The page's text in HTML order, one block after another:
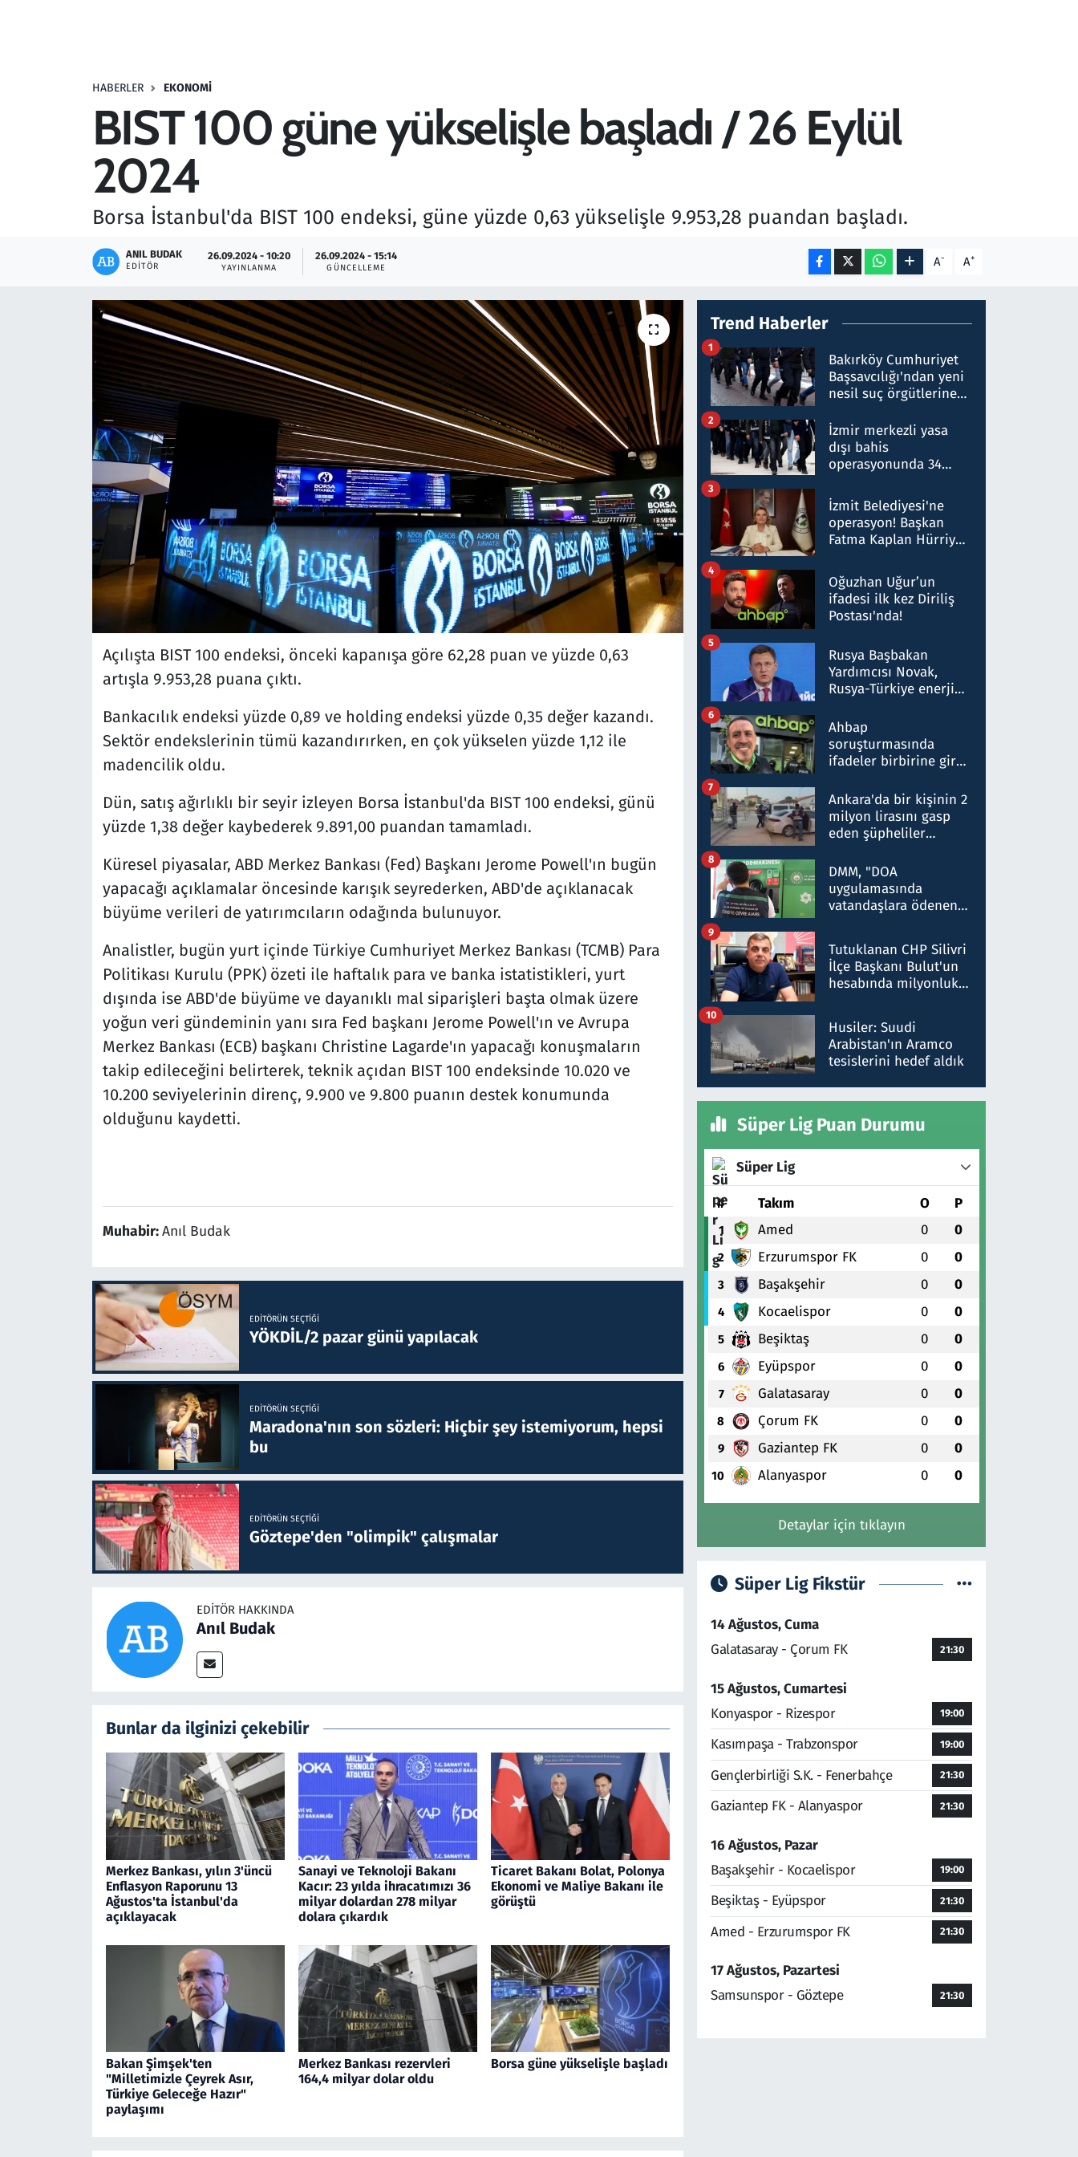
HABERLER EKONOMI
BIST 100 güne yükselişle başladı / 26 Eylül
2024
Borsa İstanbul'da BIST 100 endeksi, güne yüzde 0,63 yükselişle 9.953,28 puandan başladı.
ANIL BUDAK
EDITÖR
26.09.2024 - 10:20
YAYINLANMA
26.09.2024 - 15:14
GÜNCELLEME A- A+
Açılışta BIST 100 endeksi, önceki kapanışa göre 62,28 puan ve yüzde 0,63
artışla 9.953,28 puana çıktı.
Bankacılık endeksi yüzde 0,89 ve holding endeksi yüzde 0,35 değer kazandı.
Sektör endekslerinin tümü kazandırırken, en çok yükselen yüzde 1,12 ile
madencilik oldu.
Dün, satış ağırlıklı bir seyir izleyen Borsa İstanbul'da BIST 100 endeksi, günü
yüzde 1,38 değer kaybederek 9.891,00 puandan tamamladı.
Küresel piyasalar, ABD Merkez Bankası (Fed) Başkanı Jerome Powell'ın bugün
yapacağı açıklamalar öncesinde karışık seyrederken, ABD'de açıklanacak
büyüme verileri de yatırımcıların odağında bulunuyor.
Analistler, bugün yurt içinde Türkiye Cumhuriyet Merkez Bankası (TCMB) Para
Politikası Kurulu (PPK) özeti ile haftalık para ve banka istatistikleri, yurt
dışında ise ABD'de büyüme ve dayanıklı mal siparişleri başta olmak üzere
yoğun veri gündeminin yanı sıra Fed başkanı Jerome Powell'ın ve Avrupa
Merkez Bankası (ECB) başkanı Christine Lagarde'ın yapacağı konuşmaların
takip edileceğini belirterek, teknik açıdan BIST 100 endeksinde 10.020 ve
10.200 seviyelerinin direnç, 9.900 ve 9.800 puanın destek konumunda
olduğunu kaydetti.
Muhabir:Anıl Budak
EDITÖRÜN SEÇTIĞI
YÖKDİL/2 pazar günü yapılacak
EDITÖRÜN SEÇTIĞI
Maradona'nın son sözleri: Hiçbir şey istemiyorum, hepsi
bu
EDITÖRÜN SEÇTIĞI
Göztepe'den "olimpik" çalışmalar
EDITÖR HAKKINDA
Anıl Budak
Bunlar da ilginizi çekebilir
Merkez Bankası, yılın 3'üncü
Enflasyon Raporunu 13
Ağustos'ta İstanbul'da
açıklayacak
Sanayi ve Teknoloji Bakanı
Kacır: 23 yılda ihracatımızı 36
milyar dolardan 278 milyar
dolara çıkardık
Ticaret Bakanı Bolat, Polonya
Ekonomi ve Maliye Bakanı ile
görüştü
Bakan Şimşek'ten
"Milletimizle Çeyrek Asır,
Türkiye Geleceğe Hazır"
paylaşımı
Merkez Bankası rezervleri
164,4 milyar dolar oldu
Borsa güne yükselişle başladı
Trend Haberler
Bakırköy Cumhuriyet
Başsavcılığı'ndan yeni
nesil suç örgütlerine
hakkında gözaltı kararı
1
İzmir merkezli yasa
dışı bahis
operasyonunda 34
Milyar liralık para
trafiği tespit edildi
2
İzmit Belediyesi'ne
operasyon! Başkan
Fatma Kaplan Hürriyet
3
Oğuzhan Uğur’un
ifadesi ilk kez Diriliş
Postası'nda!
4
Rusya Başbakan
Yardımcısı Novak,
Rusya-Türkiye enerji
nitelikte olduğunu
belirtti
5
Ahbap
soruşturmasında
ifadeler birbirine girdi:
ifadelerinden ortaya
çıkan tablo şok etti
6
Ankara'da bir kişinin 2
milyon lirasını gasp
eden şüpheliler
7
DMM, "DOA
uygulamasında
vatandaşlara ödenen
düşürüldüğü" iddiasını
yalanladı
8
Tutuklanan CHP Silivri
İlçe Başkanı Bulut'un
hesabında milyonluk
talimat verdi, ben
gönderdim
9
Husiler: Suudi
Arabistan'ın Aramco
tesislerini hedef aldık
10
Süper Lig Puan Durumu
Süper Lig
# Takım O P
1 Amed 0 0
2 Erzurumspor FK 0 0
3 Başakşehir 0 0
4 Kocaelispor 0 0
5 Beşiktaş 0 0
6 Eyüpspor 0 0
7 Galatasaray 0 0
8 Çorum FK 0 0
9 Gaziantep FK 0 0
10 Alanyaspor 0 0
Detaylar için tıklayın
Süper Lig Fikstür
14 Ağustos, Cuma
Galatasaray - Çorum FK
21:30
15 Ağustos, Cumartesi
Konyaspor - Rizespor
19:00
Kasımpaşa - Trabzonspor 19:00
Gençlerbirliği S.K. - Fenerbahçe 21:30
Gaziantep FK - Alanyaspor 21:30
16 Ağustos, Pazar
Başakşehir - Kocaelispor
19:00
Beşiktaş - Eyüpspor 21:30
Amed - Erzurumspor FK 21:30
17 Ağustos, Pazartesi
Samsunspor - Göztepe
21:30
Savunma Sanayi
Televizyon